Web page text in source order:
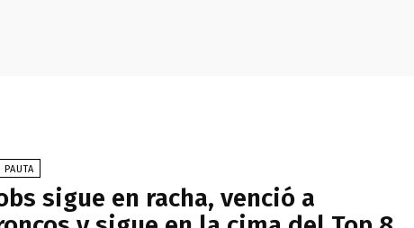
PAUTA
sigue en racha, venció a